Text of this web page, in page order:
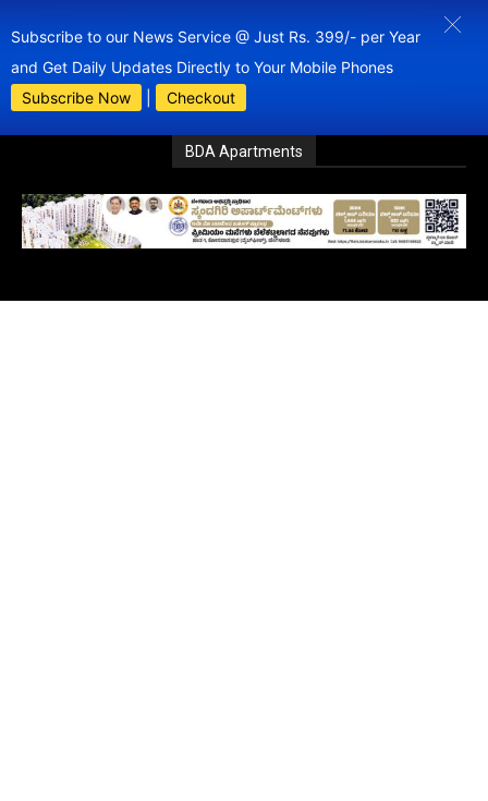
Subscribe to our News Service @ Just Rs. 399/- per Year
and Get Daily Updates Directly to Your Mobile Phones
Subscribe Now
Checkout
BDA Apartments